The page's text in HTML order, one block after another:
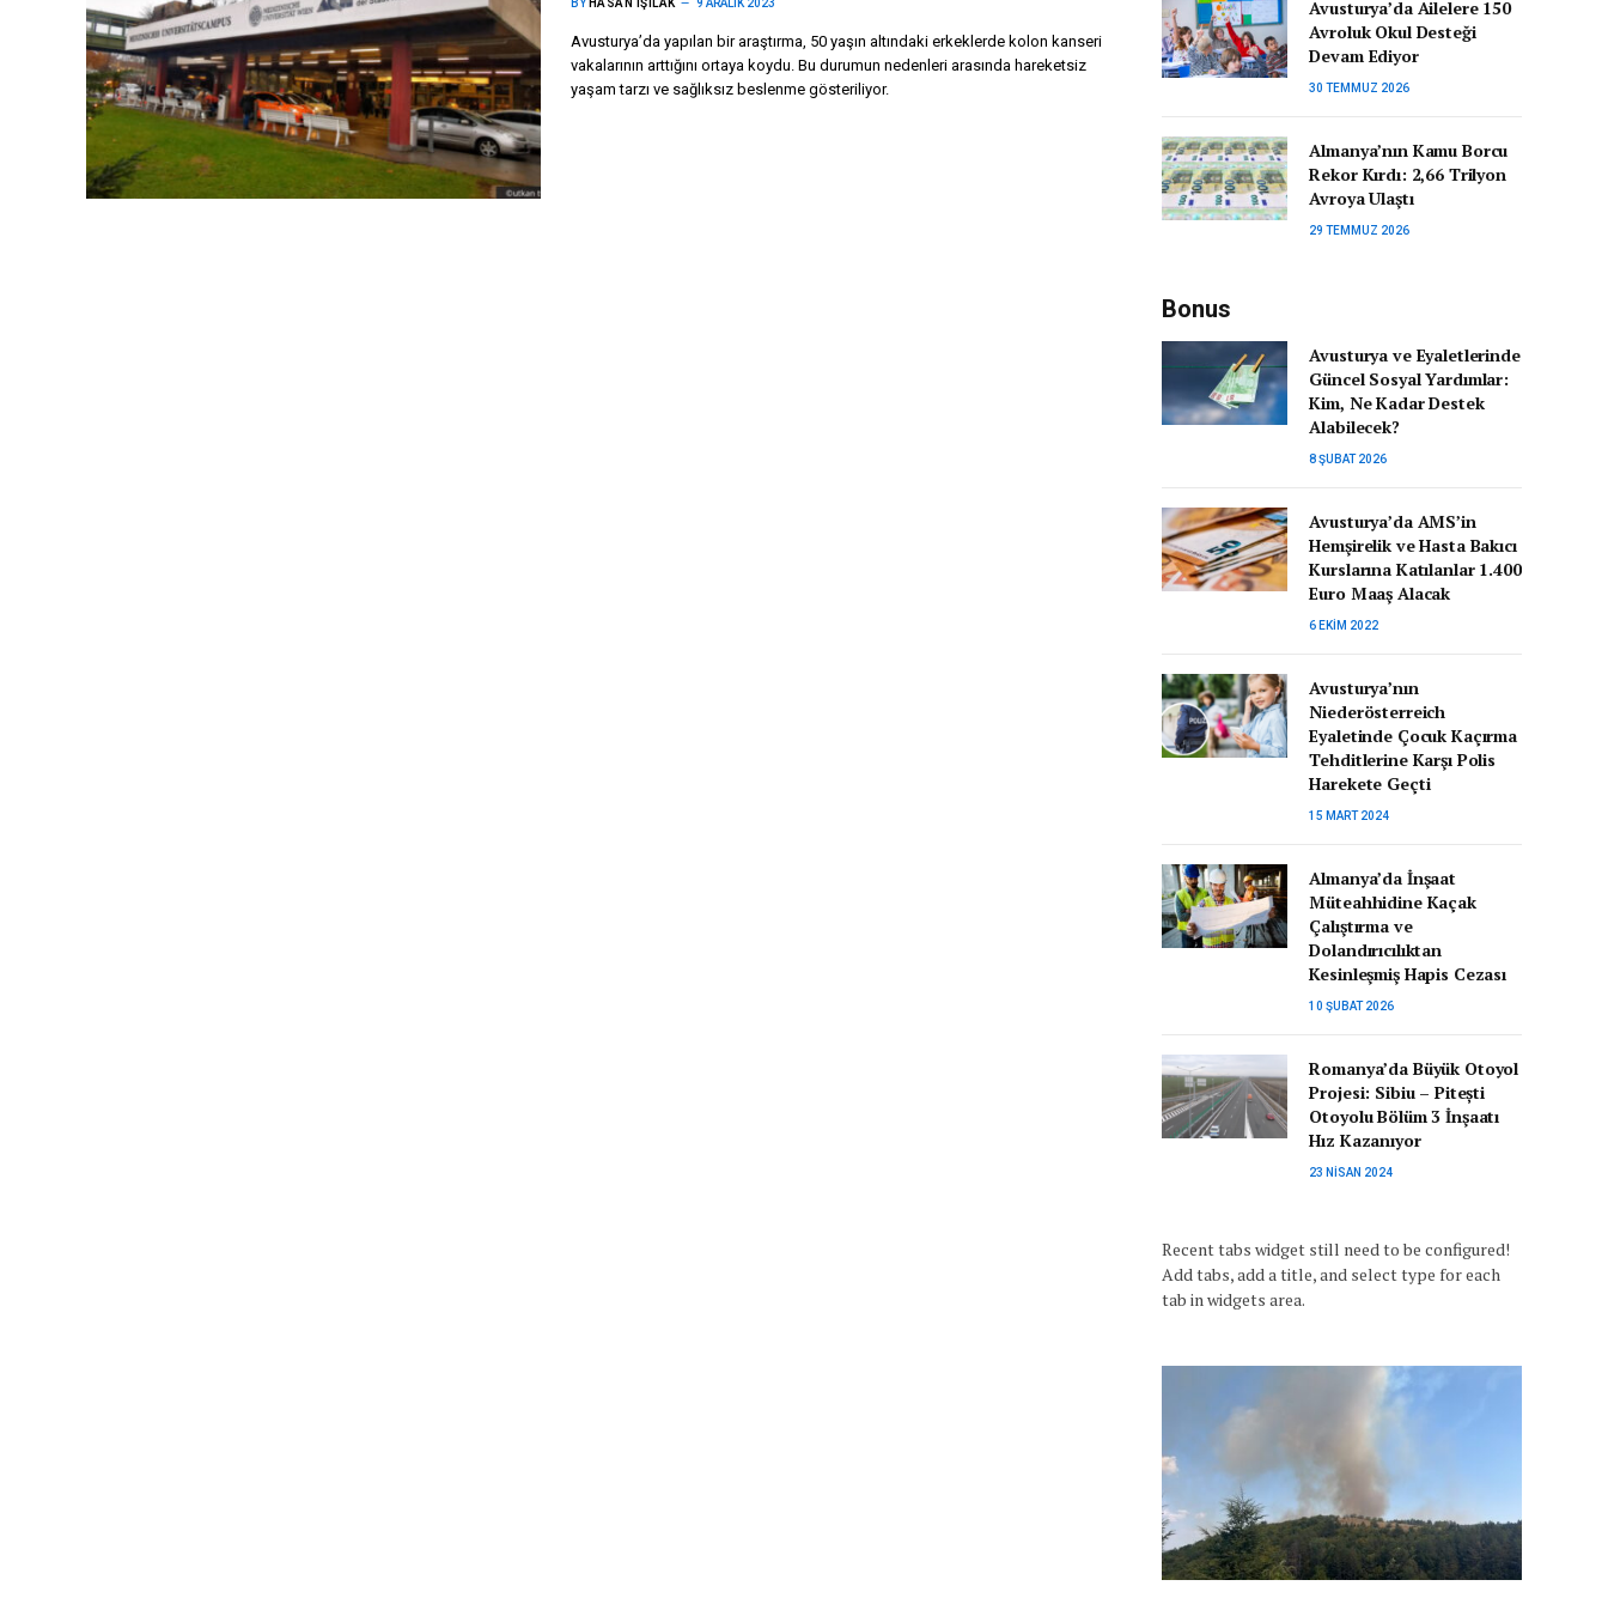
BY HASAN IŞILAK 9 ARALIK 2023
Avusturya’da yapılan bir araştırma, 50 yaşın altındaki erkeklerde kolon kanseri
vakalarının arttığını ortaya koydu. Bu durumun nedenleri arasında hareketsiz
yaşam tarzı ve sağlıksız beslenme gösteriliyor.
Avusturya’da Ailelere 150
Avroluk Okul Desteği
Devam Ediyor
30 TEMMUZ 2026
Almanya’nın Kamu Borcu
Rekor Kırdı: 2,66 Trilyon
Avroya Ulaştı
29 TEMMUZ 2026
Bonus
Avusturya ve Eyaletlerinde
Güncel Sosyal Yardımlar:
Kim, Ne Kadar Destek
Alabilecek?
8 ŞUBAT 2026
Avusturya’da AMS’in
Hemşirelik ve Hasta Bakıcı
Kurslarına Katılanlar 1.400
Euro Maaş Alacak
6 EKIM 2022
Avusturya’nın
Niederösterreich
Eyaletinde Çocuk Kaçırma
Tehditlerine Karşı Polis
Harekete Geçti
15 MART 2024
Almanya’da İnşaat
Müteahhidine Kaçak
Çalıştırma ve
Dolandırıcılıktan
Kesinleşmiş Hapis Cezası
10 ŞUBAT 2026
Romanya’da Büyük Otoyol
Projesi: Sibiu – Pitești
Otoyolu Bölüm 3 İnşaatı
Hız Kazanıyor
23 NISAN 2024
Recent tabs widget still need to be configured!
Add tabs, add a title, and select type for each
tab in widgets area.